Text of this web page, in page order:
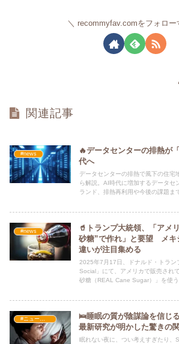
recommyfav.comをフォロー
関連記事
#news
🔥データセンターの排熱が
代へ
データセンターの排熱で風下の住宅
ら解説。AI時代に増加するデータセ
ランド、排熱再利用や今後の課題ま
#news
🥤トランプ大統領、「アメ
砂糖”で作れ」と要望 メキ
違いが注目集める
2025年7月17日、ドナルド・トラン
Social」にて、アメリカで販売され
砂糖（REAL Cane Sugar）」を使
#ニュース・社会・コラム
🛌睡眠の質が陰謀論を信じ
最新研究が明かした驚きの
眠れない夜に、つい考えすぎたり、